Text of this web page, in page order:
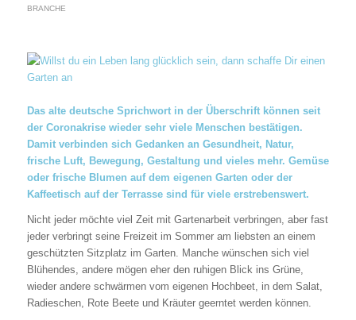
BRANCHE
Das alte deutsche Sprichwort in der Überschrift können seit
der Coronakrise wieder sehr viele Menschen bestätigen.
Damit verbinden sich Gedanken an Gesundheit, Natur,
frische Luft, Bewegung, Gestaltung und vieles mehr. Gemüse
oder frische Blumen auf dem eigenen Garten oder der
Kaffeetisch auf der Terrasse sind für viele erstrebenswert.
Nicht jeder möchte viel Zeit mit Gartenarbeit verbringen, aber fast
jeder verbringt seine Freizeit im Sommer am liebsten an einem
geschützten Sitzplatz im Garten. Manche wünschen sich viel
Blühendes, andere mögen eher den ruhigen Blick ins Grüne,
wieder andere schwärmen vom eigenen Hochbeet, in dem Salat,
Radieschen, Rote Beete und Kräuter geerntet werden können.